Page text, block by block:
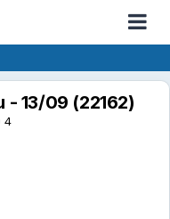
- 13/09 (22162)
4